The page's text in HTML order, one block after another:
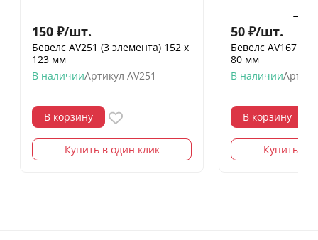
150 ₽/шт.
Бевелс AV251 (3 элемента) 152 х
123 мм
В наличииАртикул AV251
В корзину
Купить в один клик
50 ₽/шт.
Бевелс AV167
80 мм
В наличии
В корзину
Купить в